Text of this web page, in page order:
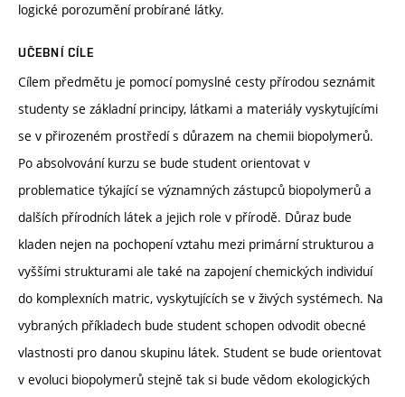
logické porozumění probírané látky.
UČEBNÍ CÍLE
Cílem předmětu je pomocí pomyslné cesty přírodou seznámit
studenty se základní principy, látkami a materiály vyskytujícími
se v přirozeném prostředí s důrazem na chemii biopolymerů.
Po absolvování kurzu se bude student orientovat v
problematice týkající se významných zástupců biopolymerů a
dalších přírodních látek a jejich role v přírodě. Důraz bude
kladen nejen na pochopení vztahu mezi primární strukturou a
vyššími strukturami ale také na zapojení chemických individuí
do komplexních matric, vyskytujících se v živých systémech. Na
vybraných příkladech bude student schopen odvodit obecné
vlastnosti pro danou skupinu látek. Student se bude orientovat
v evoluci biopolymerů stejně tak si bude vědom ekologických